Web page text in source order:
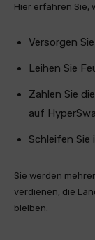
Hier erfahren Sie,
Versorgen
Leihen Sie
Zahlen Sie
auf
Schleifen Sie
Sie werden
verdienen, die
bleiben.